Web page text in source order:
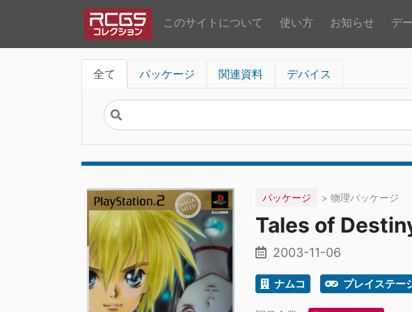
このサイトについて 使い方 お知らせ デ
全て パッケージ 関連資料 デバイス
パッケージ > 物理パッケージ
Tales of
2003-11-06
ナムコ プレイステー